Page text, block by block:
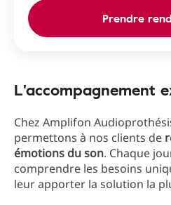
Prendre
L'accompagnement
Chez Amplifon
permettons à nos clients de
émotions du son. Chaque
comprendre les besoins
leur apporter la solution la